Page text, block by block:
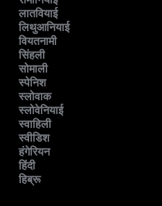
लातवियाई
लिथुआनियाई
वियतनामी
सिंहली
सोमाली
स्पेनिश
स्लोवाक
स्लोवेनियाई
स्वाहिली
स्वीडिश
हंगेरियन
हिंदी
हिब्रू